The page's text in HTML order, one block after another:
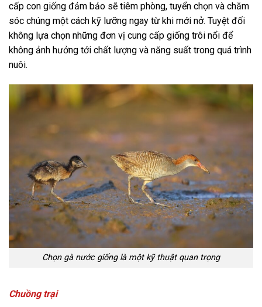
cấp con giống đảm bảo sẽ tiêm phòng, tuyển chọn và chăm
sóc chúng một cách kỹ lưỡng ngay từ khi mới nở. Tuyệt đối
không lựa chọn những đơn vị cung cấp giống trôi nổi để
không ảnh hưởng tới chất lượng và năng suất trong quá trình
nuôi.
Chọn gà nước giống là một kỹ thuật quan trọng
Chuồng trại